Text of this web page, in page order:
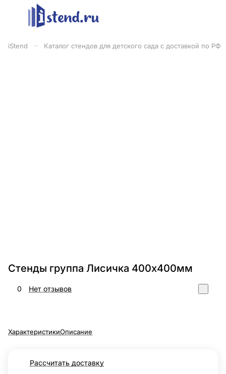
iStend Каталог стендов для детского сада с доставкой по РФ
Стенды группа Лисичка 400х400мм
0 Нет отзывов
ХарактеристикиОписание
Рассчитать доставку